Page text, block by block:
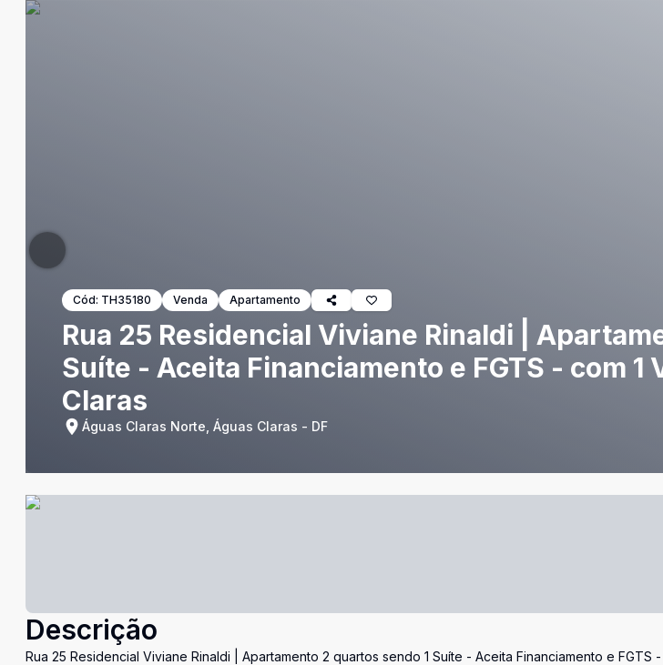
Cód: TH35180 Venda Apartamento
Rua 25 Residencial Viviane Rinaldi |
Suíte - Aceita Financiamento e FGTS - com 1
Claras
Águas Claras Norte, Águas Claras - DF
Descrição
Rua 25 Residencial Viviane Rinaldi | Apartamento 2 quartos sendo 1 Suíte - Aceita Financiamento e FGTS